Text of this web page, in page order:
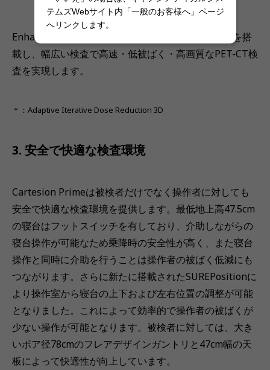
Enhanced、金属アーチファクト低減処理SEMAR等を搭
載し、幅広い検査で高速・低被ばく・高画質なPET-CT検
査を実現します。
＊：Adaptive Iterative Dose Reduction 3D
3. 安全で快適な検査環境
Cartesion Primeは被検者だけでなく操作者に対しても
安全で快適な検査環境を提供します。最低地上高47.5cm
の寝台はフットスイッチを有しており、介助しながらの
寝台操作が可能なため乗降時の安全性が高く、また寝台
操作と同時に介助を行うことは操作者の被ばく低減にも
つながります。さらに新たに搭載されたSUREPositionに
より操作室から寝台の上下および左右位置の調整が可能
となりました。これによって効率的で操作者の被ばくが
少ない操作が可能となります。被検者に対しては、大き
いボア径78cmのフレアデザインガントリと47cm幅の天
板によって快適性が向上しています。
テムズWebサイト内「一般のお客様へ」ページ
へリンクします。